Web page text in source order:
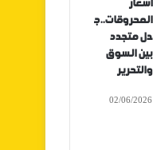
أسعار
المحروقات..ج
دل متجدد
بين السوق
والتحرير
02/06/2026